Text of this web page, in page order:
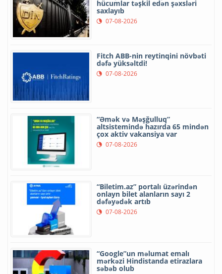
hücumlar təşkil edən şəxsləri
saxlayıb
07-08-2026
Fitch ABB-nin reytinqini növbəti
dəfə yüksəltdi!
07-08-2026
“Əmək və Məşğulluq”
altsistemində hazırda 65 mindən
çox aktiv vakansiya var
07-08-2026
“Biletim.az” portalı üzərindən
onlayn bilet alanların sayı 2
dəfəyədək artıb
07-08-2026
“Google”un məlumat emalı
mərkəzi Hindistanda etirazlara
səbəb olub